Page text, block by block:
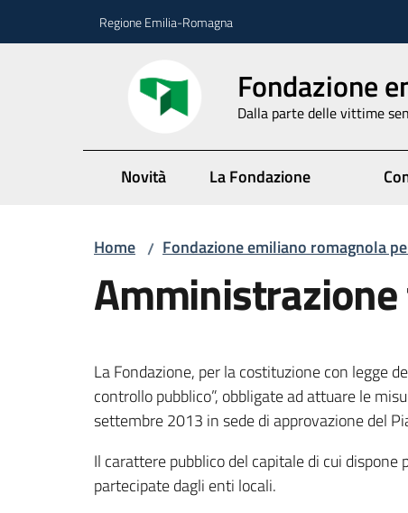
Regione Emilia-Romagna
Fondazione
Dalla parte delle vittime
Novità La Fondazione
Home / Fondazione emiliano romagnola
La Fondazione, per la costituzione con legge
controllo pubblico”, obbligate ad attuare le
settembre 2013 in sede di approvazione del
Il carattere pubblico del capitale di cui
partecipate dagli enti locali.